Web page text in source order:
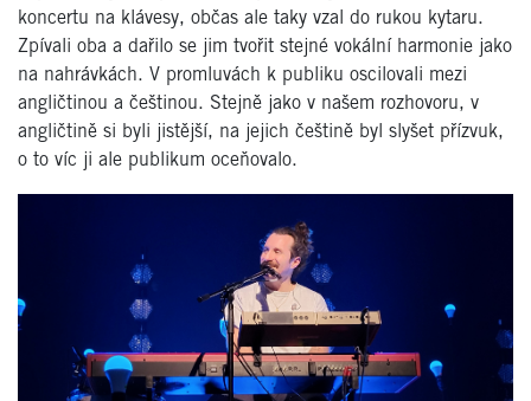
koncertu na klávesy, občas ale taky vzal do rukou kytaru.
Zpívali oba a dařilo se jim tvořit stejné vokální harmonie jako
na nahrávkách. V promluvách k publiku oscilovali mezi
angličtinou a češtinou. Stejně jako v našem rozhovoru, v
angličtině si byli jistější, na jejich češtině byl slyšet přízvuk,
o to víc ji ale publikum oceňovalo.